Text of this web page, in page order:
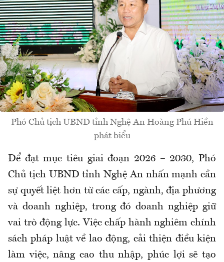
Phó Chủ tịch UBND tỉnh Nghệ An Hoàng Phú Hiền
phát biểu
Để đạt mục tiêu giai đoạn 2026 – 2030, Phó
Chủ tịch UBND tỉnh Nghệ An nhấn mạnh cần
sự quyết liệt hơn từ các cấp, ngành, địa phương
và doanh nghiệp, trong đó doanh nghiệp giữ
vai trò động lực. Việc chấp hành nghiêm chính
sách pháp luật về lao động, cải thiện điều kiện
làm việc, nâng cao thu nhập, phúc lợi sẽ tạo